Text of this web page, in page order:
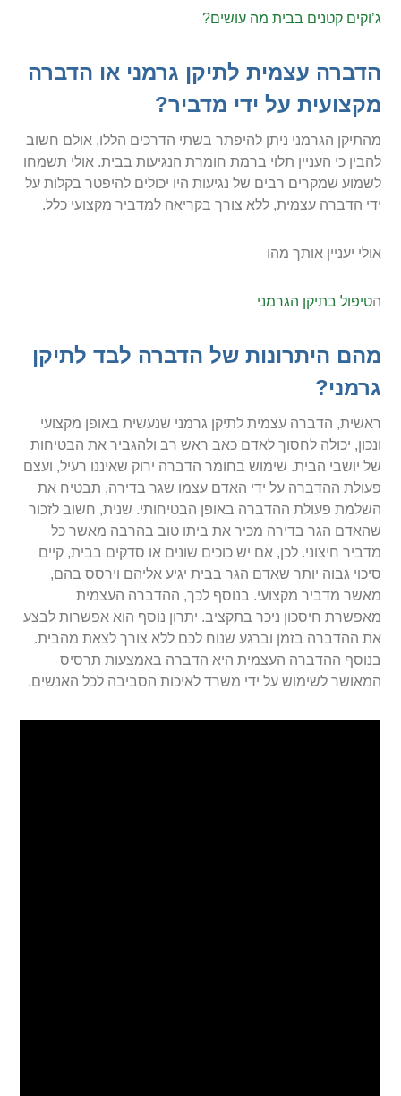
ג’וקים קטנים בבית מה עושים?
הדברה עצמית לתיקן גרמני או הדברה
מקצועית על ידי מדביר?
מהתיקן הגרמני ניתן להיפתר בשתי הדרכים הללו, אולם חשוב
להבין כי העניין תלוי ברמת חומרת הנגיעות בבית. אולי תשמחו
לשמוע שמקרים רבים של נגיעות היו יכולים להיפטר בקלות על
ידי הדברה עצמית, ללא צורך בקריאה למדביר מקצועי כלל.
אולי יעניין אותך מהו
הטיפול בתיקן הגרמני
מהם היתרונות של הדברה לבד לתיקן
גרמני?
ראשית, הדברה עצמית לתיקן גרמני שנעשית באופן מקצועי
ונכון, יכולה לחסוך לאדם כאב ראש רב ולהגביר את הבטיחות
של יושבי הבית. שימוש בחומר הדברה ירוק שאיננו רעיל, ועצם
פעולת ההדברה על ידי האדם עצמו שגר בדירה, תבטיח את
השלמת פעולת ההדברה באופן הבטיחותי. שנית, חשוב לזכור
שהאדם הגר בדירה מכיר את ביתו טוב בהרבה מאשר כל
מדביר חיצוני. לכן, אם יש כוכים שונים או סדקים בבית, קיים
סיכוי גבוה יותר שאדם הגר בבית יגיע אליהם וירסס בהם,
מאשר מדביר מקצועי. בנוסף לכך, ההדברה העצמית
מאפשרת חיסכון ניכר בתקציב. יתרון נוסף הוא אפשרות לבצע
את ההדברה בזמן וברגע שנוח לכם ללא צורך לצאת מהבית.
בנוסף ההדברה העצמית היא הדברה באמצעות תרסיס
המאושר לשימוש על ידי משרד לאיכות הסביבה לכל האנשים.